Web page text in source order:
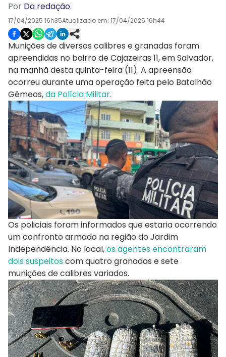
Por Da redação.
17/04/2025 16h35Atualizado em: 17/04/2025 16h44
Munições de diversos calibres e granadas foram
apreendidas no bairro de Cajazeiras 11, em Salvador,
na manhã desta quinta-feira (11). A apreensão
ocorreu durante uma operação feita pelo Batalhão
Gêmeos,da Polícia Militar.
Os policiais foram informados que estaria ocorrendo
um confronto armado na região do Jardim
Independência. No local,os agentes encontraram
dois suspeitoscom quatro granadas e sete
munições de calibres variados.